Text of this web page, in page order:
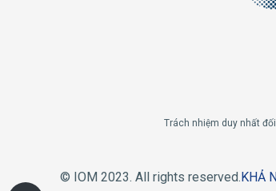
Trách nhiệm duy nhất
© IOM 2023. All rights reserved.KHẢ